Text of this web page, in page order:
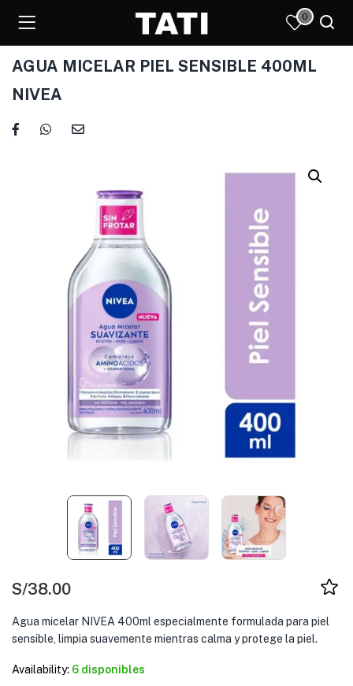
0
AGUA MICELAR PIEL SENSIBLE 400ML
NIVEA
S/38.00
Agua micelar NIVEA 400ml especialmente formulada para piel
sensible, limpia suavemente mientras calma y protege la piel.
Availability: 6 disponibles